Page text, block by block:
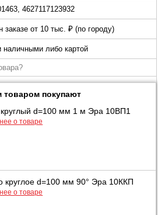
4627117123932
заказе от 10 тыс. ₽ (по городу)
наличными либо картой
товаром покупают
d=100 мм 1 м Эра 10ВП1
о товаре
круглое d=100 мм 90° Эра 10ККП
о товаре